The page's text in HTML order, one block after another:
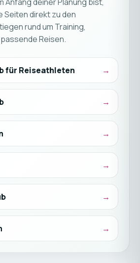
Seiten direkt zu den
rund um Training,
Reisen.
für Reiseathleten